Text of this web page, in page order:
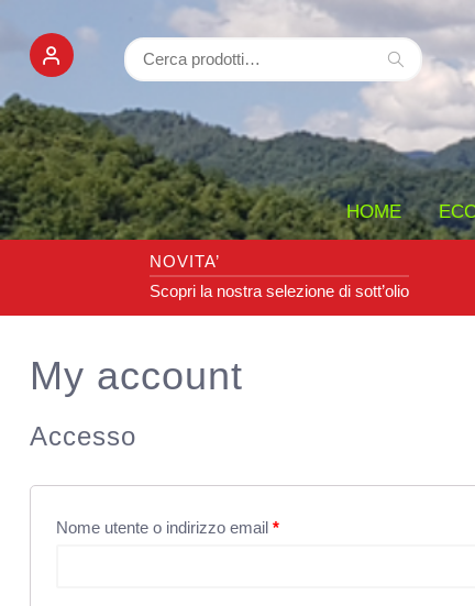
Cerca: Cerca
HOME
NOVITA’
Scopri la nostra selezione di sott’olio
My account
Accesso
Nome utente o indirizzo email *